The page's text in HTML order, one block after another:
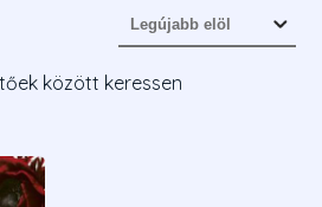
között keressen